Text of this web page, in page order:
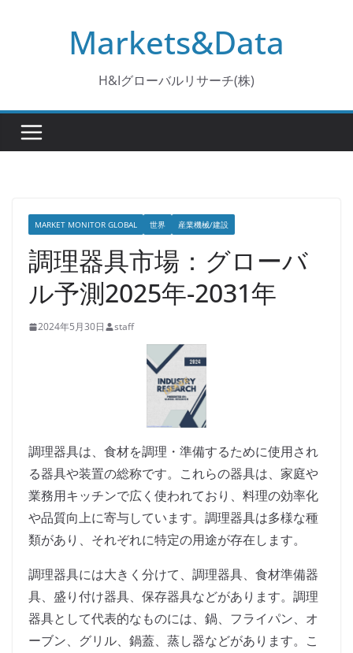
Markets&Data
H&Iグローバルリサーチ(株)
MARKET MONITOR GLOBAL 世界 産業機械/建設
調理器具市場：グローバ
ル予測2025年-2031年
2024年5月30日 staff
調理器具は、食材を調理・準備するために使用され
る器具や装置の総称です。これらの器具は、家庭や
業務用キッチンで広く使われており、料理の効率化
や品質向上に寄与しています。調理器具は多様な種
類があり、それぞれに特定の用途が存在します。
調理器具には大きく分けて、調理器具、食材準備器
具、盛り付け器具、保存器具などがあります。調理
器具として代表的なものには、鍋、フライパン、オ
ーブン、グリル、鍋蓋、蒸し器などがあります。こ